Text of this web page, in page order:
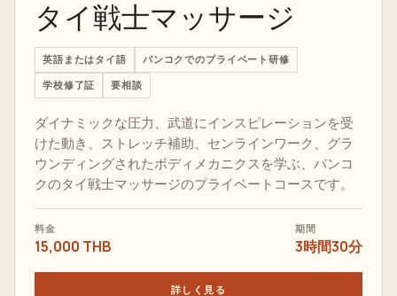
タイ戦士マッサージ
英語またはタイ語 バンコクでのプライベート研修
学校修了証 要相談
ダイナミックな圧力、武道にインスピレーションを受
けた動き、ストレッチ補助、センラインワーク、グラ
ウンディングされたボディメカニクスを学ぶ、バンコ
クのタイ戦士マッサージのプライベートコースです。
料金
15,000 THB
期間
3時間30分
詳しく見る